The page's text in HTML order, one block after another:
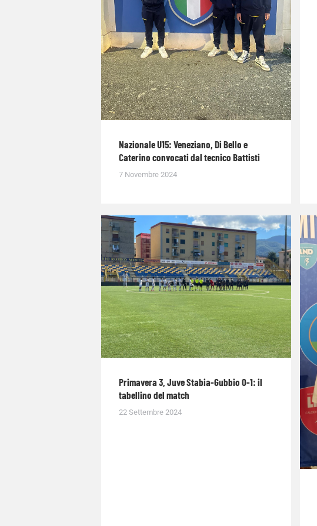
Nazionale U15: Veneziano, Di Bello e
Caterino convocati dal tecnico Battisti
7 Novembre 2024
Primavera 3, Juve Stabia-Gubbio 0-1: il
tabellino del match
22 Settembre 2024